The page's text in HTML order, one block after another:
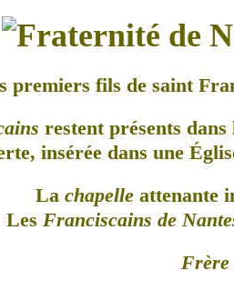
premiers fils de saint
restent présents
insérée dans une
La chapelle attenante
Les Franciscains de
Frère